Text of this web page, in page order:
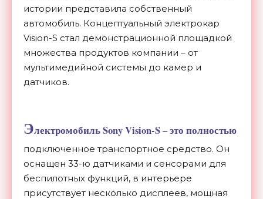
истории представила собственный
автомобиль. Концептуальный электрокар
Vision-S стал демонстрационной площадкой
множества продуктов компании – от
мультимедийной системы до камер и
датчиков.
Электромобиль Sony Vision-S – это полностью
подключенное транспортное средство. Он
оснащен 33-ю датчиками и сенсорами для
беспилотных функций, в интерьере
присутствует несколько дисплеев, мощная